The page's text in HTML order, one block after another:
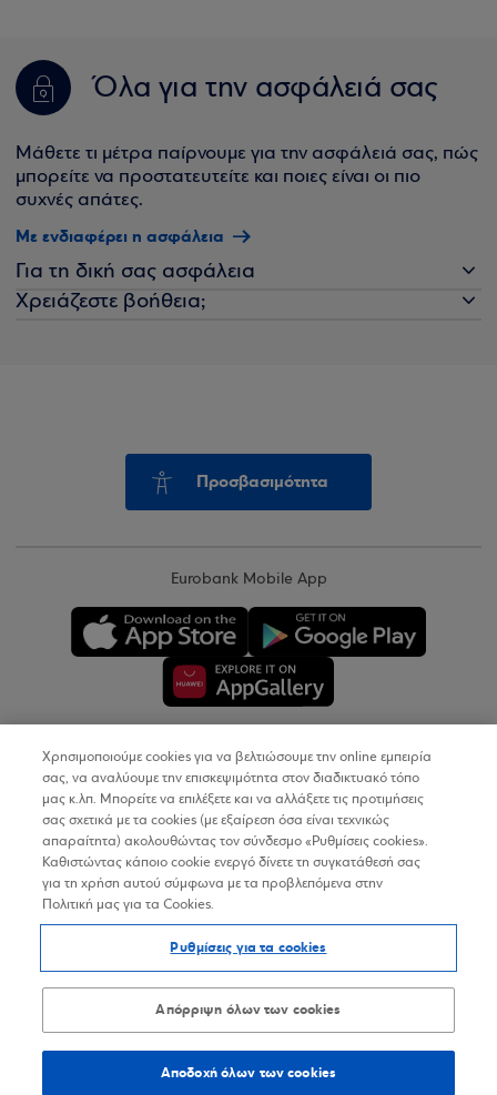
Όλα για την ασφάλειά σας
Μάθετε τι μέτρα παίρνουμε για την ασφάλειά σας, πώς
μπορείτε να προστατευτείτε και ποιες είναι οι πιο
συχνές απάτες.
Με ενδιαφέρει η ασφάλεια
Για τη δική σας ασφάλεια
Χρειάζεστε βοήθεια;
Προσβασιμότητα
Eurobank Mobile App
Copyright © 2026
Όροι Χρήσης
Προσωπικά Δεδομένα στον Διαδικτυακό Τόπο
Δήλωση Προσβασιμότητας
Sitemap
Χρησιμοποιούμε cookies για να βελτιώσουμε την online εμπειρία
σας, να αναλύουμε την επισκεψιμότητα στον διαδικτυακό τόπο
μας κ.λπ. Μπορείτε να επιλέξετε και να αλλάξετε τις προτιμήσεις
σας σχετικά με τα cookies (με εξαίρεση όσα είναι τεχνικώς
απαραίτητα) ακολουθώντας τον σύνδεσμο «Ρυθμίσεις cookies».
Καθιστώντας κάποιο cookie ενεργό δίνετε τη συγκατάθεσή σας
για τη χρήση αυτού σύμφωνα με τα προβλεπόμενα στην
Πολιτική μας για τα Cookies.
Ρυθμίσεις για τα cookies
Απόρριψη όλων των cookies
Αποδοχή όλων των cookies